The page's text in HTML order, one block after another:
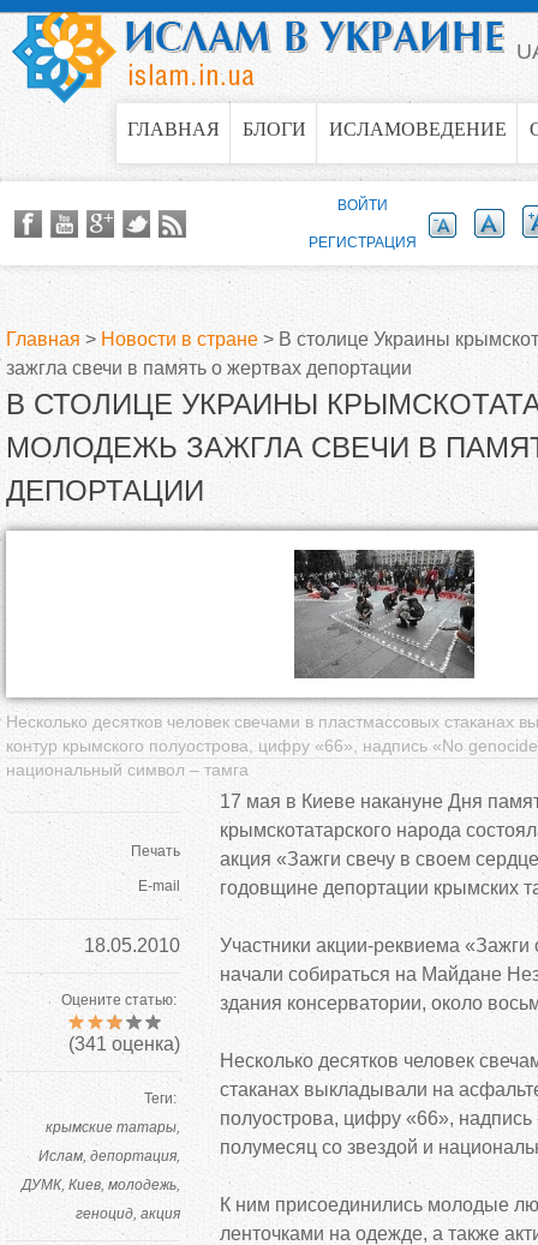
Jump to navigation
ГЛАВНАЯ БЛОГИ ИСЛАМОВЕДЕНИЕ
В
ы
з
ь
Главная > Новости в стране > В столице Украины
зажгла свечи в память о жертвах депортации
В СТОЛИЦЕ УКРАИНЫ
МОЛОДЕЖЬ ЗАЖГЛА СВЕЧИ В
ДЕПОРТАЦИИ
Несколько десятков человек свечами в пластмассовых стаканах
контур крымского полуострова, цифру «66», надпись «No
национальный символ – тамга
Печать
E-mail
18.05.2010
Оцените статью:
(341 оценка)
Теги:
крымские татары
Ислам депортация
ДУМК Киев молодежь
геноцид акция
17 мая в Киеве накануне Дня
крымскотатарского народа
акция «Зажги свечу в своем
годовщине депортации крымских
Участники акции-реквиема «Зажги
начали собираться на Майдане
здания консерватории, около
Несколько десятков человек
стаканах выкладывали на
полуострова, цифру «66»,
полумесяц со звездой и
К ним присоединились молодые
ленточками на одежде, а также
ВОЙТИ
РЕГИСТРАЦИЯ